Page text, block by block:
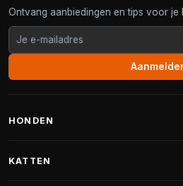
Ontvang aanbiedingen en tips voor je
HONDEN
KATTEN